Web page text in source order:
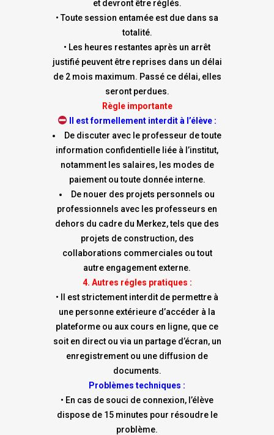
et devront être réglés.
• Toute session entamée est due dans sa
totalité.
• Les heures restantes après un arrêt
justifié peuvent être reprises dans un délai
de 2 mois maximum. Passé ce délai, elles
seront perdues.
Règle importante
Il est formellement interdit à l’élève :
De discuter avec le professeur de toute
information confidentielle liée à l’institut,
notamment les salaires, les modes de
paiement ou toute donnée interne.
De nouer des projets personnels ou
professionnels avec les professeurs en
dehors du cadre du Merkez, tels que des
projets de construction, des
collaborations commerciales ou tout
autre engagement externe.
4. Autres régles pratiques :
• Il est strictement interdit de permettre à
une personne extérieure d’accéder à la
plateforme ou aux cours en ligne, que ce
soit en direct ou via un partage d’écran, un
enregistrement ou une diffusion de
documents.
Problèmes techniques :
• En cas de souci de connexion, l’élève
dispose de 15 minutes pour résoudre le
problème.